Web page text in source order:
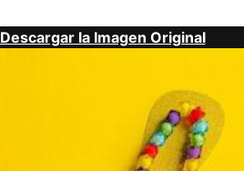
Descargar la Imagen Original